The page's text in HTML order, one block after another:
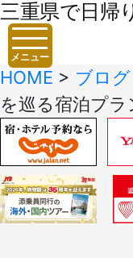
三重県で日帰
メニュー
HOME > ブロ
を巡る宿泊プ